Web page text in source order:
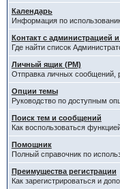
Календарь
Информация по
Контакт с администрацией
Где найти список
Личный ящик (PM)
Отправка личных сообщений,
Опции темы
Руководство по доступным
Поиск тем и сообщений
Как воспользоваться
Помощник
Полный справочник по
Преимущества регистрации
Как зарегистрироваться и